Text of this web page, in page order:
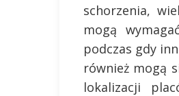
schorzenia,
mogą
podczas gdy
również mogą
lokalizacji